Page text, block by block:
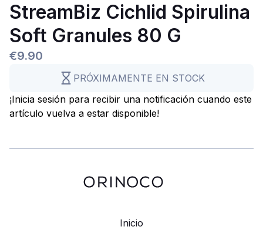
StreamBiz Cichlid Spirulina
Soft Granules 80 G
€9.90
PRÓXIMAMENTE EN STOCK
¡Inicia sesión para recibir una notificación cuando este
artículo vuelva a estar disponible!
Inicio